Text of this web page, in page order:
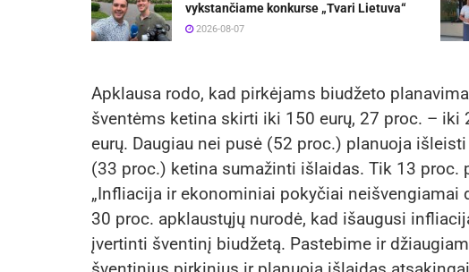
vykstančiame konkurse „Tvari Lietuva“
2026-08-07
Apklausa rodo, kad pirkėjams biudžeto
šventėms ketina skirti iki 150 eurų, 27 proc. – iki
eurų. Daugiau nei pusė (52 proc.) planuoja
(33 proc.) ketina sumažinti išlaidas. Tik 13 proc.
„Infliacija ir ekonominiai pokyčiai
30 proc. apklaustųjų nurodė, kad išaugusi
įvertinti šventinį biudžetą. Pastebime ir